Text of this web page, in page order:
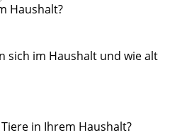
Haushalt?
sich im Haushalt und wie alt
in Ihrem Haushalt?